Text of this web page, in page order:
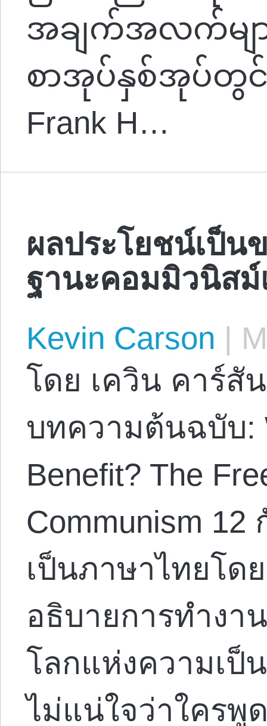
အချက်အလက်မျ
စာအုပ်နှစ်အုပ်တွ
Frank H…
ผลประโยชน์เป็น
ฐานะคอมมิวนิส
Kevin Carson |
โดย เควิน คาร์สั
บทความต้นฉบับ:
Benefit? The
Communism
เป็นภาษาไทยโด
อธิบายการทำงา
โลกแห่งความเป็
ไม่แน่ใจว่าใครพู